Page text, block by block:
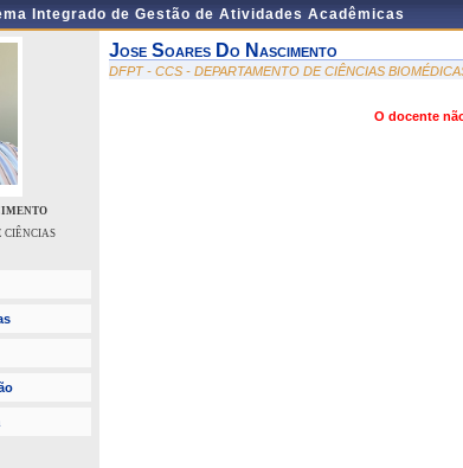
Integrado de Gestão de Atividades Acadêmicas
CIÊNCIAS
Jose Soares Do Nascimento
DFPT - CCS - DEPARTAMENTO DE CIÊNCIAS
O docente